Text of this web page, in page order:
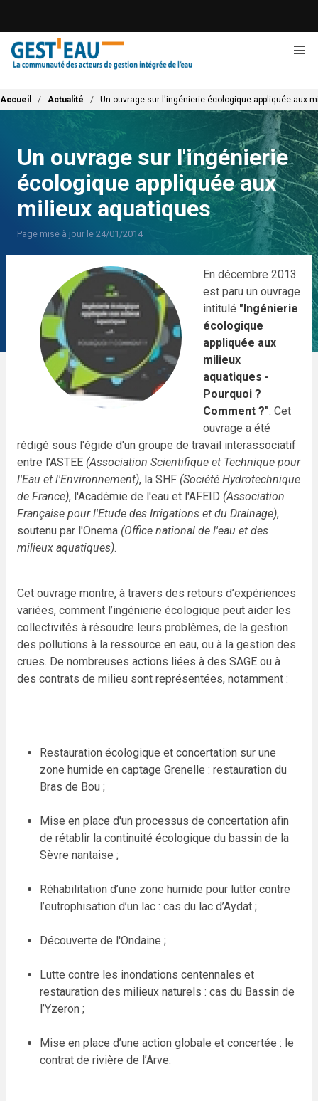
contenu
principal
Fil d'Ariane
Accueil Actualité Un ouvrage sur l'ingénierie écologique appliquée aux
Un ouvrage sur l'ingénierie
écologique appliquée aux
milieux aquatiques
Page mise à jour le 24/01/2014
En décembre 2013
est paru un ouvrage
intitulé "Ingénierie
écologique
appliquée aux
milieux
aquatiques -
Pourquoi ?
Comment ?". Cet
ouvrage a été
rédigé sous l'égide d'un groupe de travail interassociatif
entre l'ASTEE (Association Scientifique et Technique pour
l'Eau et l'Environnement), la SHF (Société Hydrotechnique
de France), l'Académie de l'eau et l'AFEID (Association
Française pour l'Etude des Irrigations et du Drainage),
soutenu par l'Onema (Office national de l'eau et des
milieux aquatiques).
Cet ouvrage montre, à travers des retours d’expériences
variées, comment l’ingénierie écologique peut aider les
collectivités à résoudre leurs problèmes, de la gestion
des pollutions à la ressource en eau, ou à la gestion des
crues. De nombreuses actions liées à des SAGE ou à
des contrats de milieu sont représentées, notamment :
Restauration écologique et concertation sur une
zone humide en captage Grenelle : restauration du
Bras de Bou ;
Mise en place d'un processus de concertation afin
de rétablir la continuité écologique du bassin de la
Sèvre nantaise ;
Réhabilitation d’une zone humide pour lutter contre
l’eutrophisation d’un lac : cas du lac d’Aydat ;
Découverte de l'Ondaine ;
Lutte contre les inondations centennales et
restauration des milieux naturels : cas du Bassin de
l’Yzeron ;
Mise en place d’une action globale et concertée : le
contrat de rivière de l’Arve.